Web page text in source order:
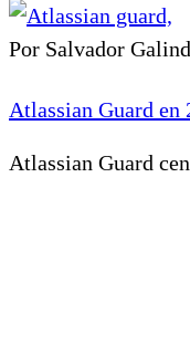
Por Salvador
Atlassian Guard en
Atlassian Guard